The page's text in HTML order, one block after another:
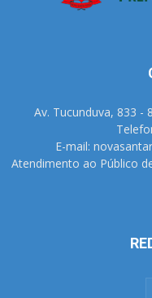
Av. Tucunduva, 833 -
E-mail:
Atendimento ao Público